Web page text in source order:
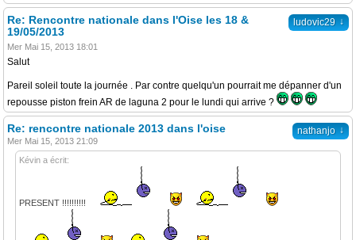
ludovic29 ↓
Re: Rencontre nationale dans l'Oise les 18 &
19/05/2013
Mer Mai 15, 2013 18:01
Salut
Pareil soleil toute la journée . Par contre quelqu'un pourrait me dépanner d'un
repousse piston frein AR de laguna 2 pour le lundi qui arrive ?
nathanjo ↓
Re: rencontre nationale 2013 dans l'oise
Mer Mai 15, 2013 21:09
Kévin a écrit:
PRESENT !!!!!!!!!!